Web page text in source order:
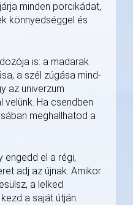
minden porcikádat,
könnyedséggel és
is: a madarak
a szél zúgása mind-
az univerzum
Ha csendben
meghallhatod a
engedd el a régi,
adj az újnak. Amikor
a lelked
a saját útján.